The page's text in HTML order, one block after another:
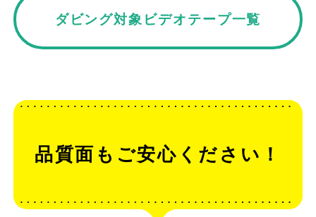
ダビング対象ビデオテープ一覧
品質面もご安心ください！